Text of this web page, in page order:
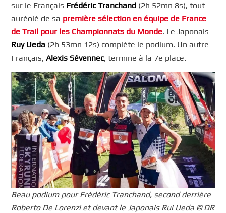
sur le Français Frédéric Tranchand (2h 52mn 8s), tout
auréolé de sa première sélection en équipe de France
de Trail pour les Championnats du Monde. Le Japonais
Ruy Ueda (2h 53mn 12s) complète le podium. Un autre
Français,Alexis Sévennec, termine à la 7e place.
Beau podium pour Frédéric Tranchand, second derrière
Roberto De Lorenzi et devant le Japonais Rui Ueda © DR